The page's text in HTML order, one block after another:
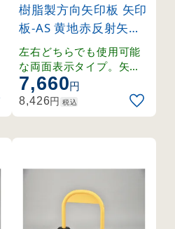
樹脂製方向矢印板 矢印
板-AS 黄地赤反射矢印 (
131101)
左右どちらでも使用可能
な両面表示タイプ。矢印
部分が反射し、夜間の視
認性を高めます。
7,660円
8,426円 税込